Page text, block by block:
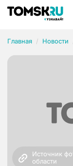
Главная Новости
Источник
области